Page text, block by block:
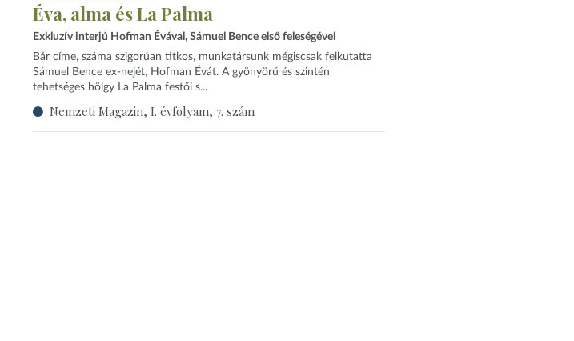
Éva, alma és La Palma
Exkluzív interjú Hofman Évával, Sámuel Bence első feleségével
Bár címe, száma szigorúan titkos, munkatársunk mégiscsak felkutatta
Sámuel Bence ex-nejét, Hofman Évát. A gyönyörű és szintén
tehetséges hölgy La Palma festői s...
Nemzeti Magazin, I. évfolyam, 7. szám